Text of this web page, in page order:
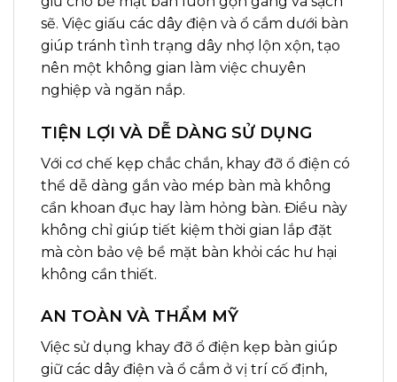
sẽ. Việc giấu các dây điện và ổ cắm dưới bàn
giúp tránh tình trạng dây nhợ lộn xộn, tạo
nên một không gian làm việc chuyên
nghiệp và ngăn nắp.
TIỆN LỢI VÀ DỄ DÀNG SỬ DỤNG
Với cơ chế kẹp chắc chắn, khay đỡ ổ điện có
thể dễ dàng gắn vào mép bàn mà không
cần khoan đục hay làm hỏng bàn. Điều này
không chỉ giúp tiết kiệm thời gian lắp đặt
mà còn bảo vệ bề mặt bàn khỏi các hư hại
không cần thiết.
AN TOÀN VÀ THẨM MỸ
Việc sử dụng khay đỡ ổ điện kẹp bàn giúp
giữ các dây điện và ổ cắm ở vị trí cố định,